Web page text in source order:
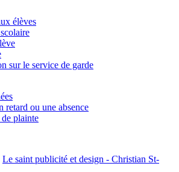
élèves
sur le service de garde
retard ou une absence
de plainte
Le saint publicité et design - Christian St-